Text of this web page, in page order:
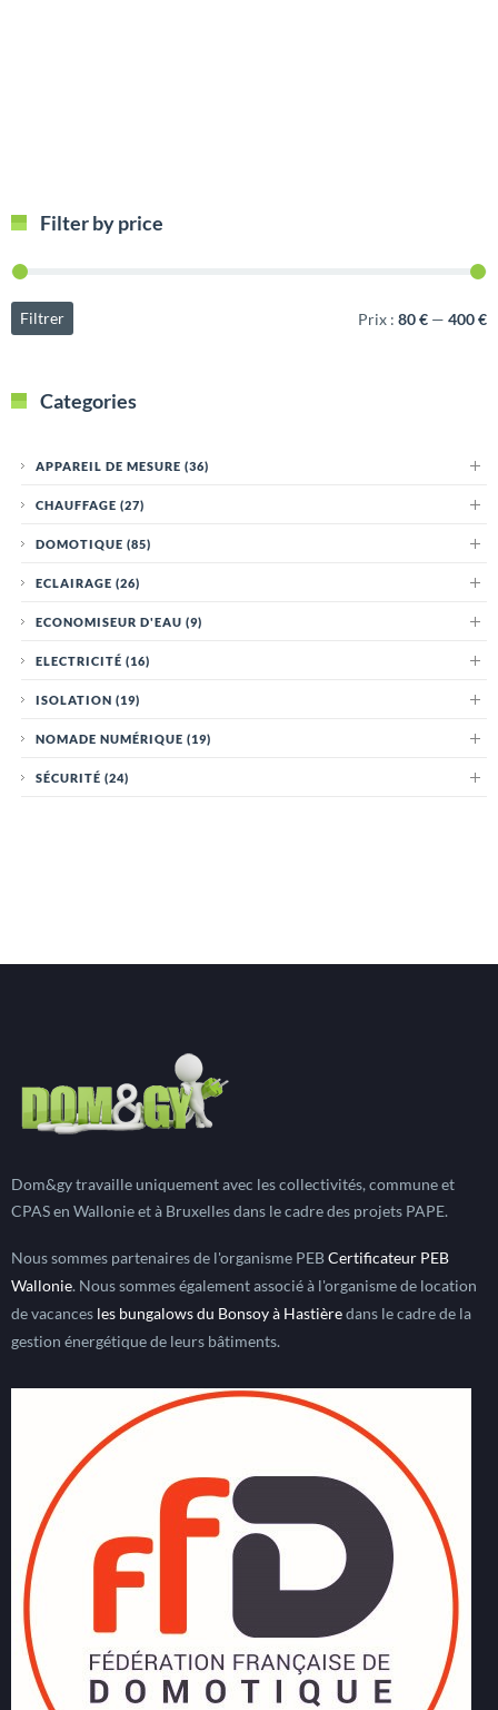
Filter by price
Filtrer Prix : 80 € — 400 €
Categories
APPAREIL DE MESURE (36)
CHAUFFAGE (27)
DOMOTIQUE (85)
ECLAIRAGE (26)
ECONOMISEUR D'EAU (9)
ELECTRICITÉ (16)
ISOLATION (19)
NOMADE NUMÉRIQUE (19)
SÉCURITÉ (24)
Dom&gy travaille uniquement avec les collectivités, commune et
CPAS en Wallonie et à Bruxelles dans le cadre des projets PAPE.
Nous sommes partenaires de l'organisme PEBCertificateur PEB
Wallonie. Nous sommes également associé à l'organisme de location
de vacances les bungalows du Bonsoy à Hastièredans le cadre de la
gestion énergétique de leurs bâtiments.